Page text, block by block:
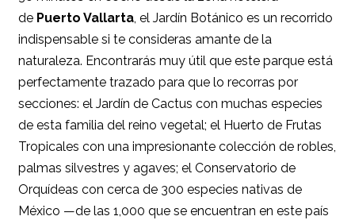
de Puerto Vallarta, el Jardín Botánico es un recorrido
indispensable si te consideras amante de la
naturaleza. Encontrarás muy útil que este parque está
perfectamente trazado para que lo recorras por
secciones: el Jardín de Cactus con muchas especies
de esta familia del reino vegetal; el Huerto de Frutas
Tropicales con una impresionante colección de robles,
palmas silvestres y agaves; el Conservatorio de
Orquídeas con cerca de 300 especies nativas de
México —de las 1,000 que se encuentran en este país